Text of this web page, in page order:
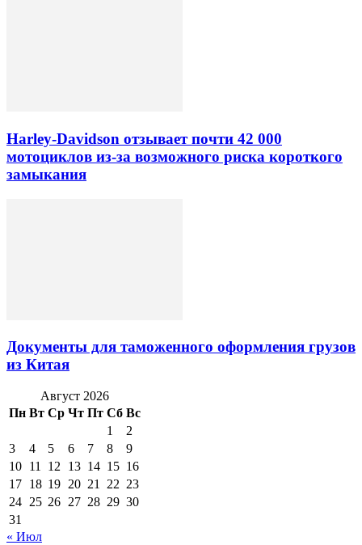
Harley-Davidson отзывает почти 42 000
мотоциклов из-за возможного риска короткого
замыкания
Документы для таможенного оформления грузов
из Китая
Август 2026
Пн Вт Ср Чт Пт Сб Вс
1
2
3
4 5 6 7 8
9
10 11 12 13 14 15 16
17 18 19 20 21 22 23
24 25 26 27 28 29 30
31
« Июл